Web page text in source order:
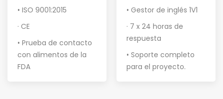
• ISO 9001:2015
· CE
• Prueba de contacto
con alimentos de la
FDA
• Gestor de inglés 1V1
· 7 x 24 horas de
respuesta
• Soporte completo
para el proyecto.